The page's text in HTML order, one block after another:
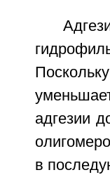
адгезии
в